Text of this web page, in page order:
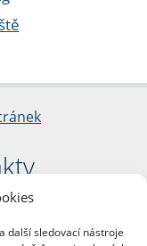
další sledovací nástroje
2